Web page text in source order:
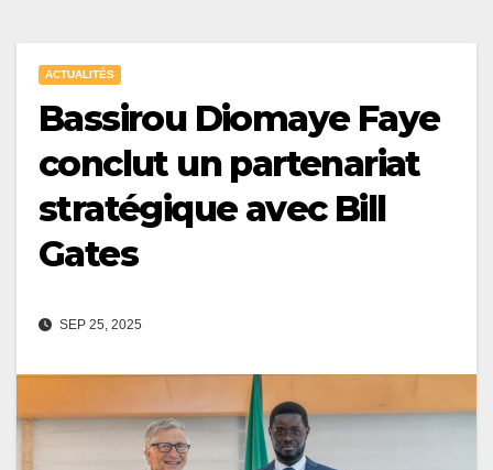
ACTUALITÉS
Bassirou Diomaye Faye
conclut un partenariat
stratégique avec Bill
Gates
SEP 25, 2025